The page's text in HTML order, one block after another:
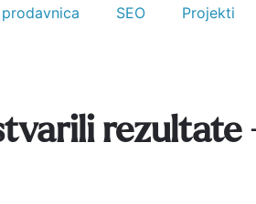
SEO Projekti
rezultate